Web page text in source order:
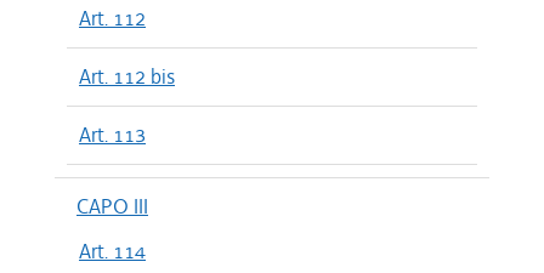
Art. 112
Art. 112 bis
Art. 113
CAPO III
Art. 114